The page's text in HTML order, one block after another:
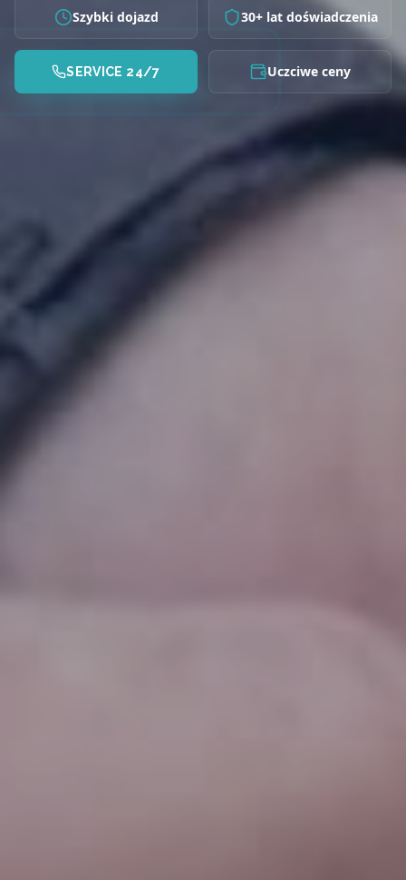
Szybki dojazd 30+ lat doświadczenia
SERVICE 24/7 Uczciwe ceny